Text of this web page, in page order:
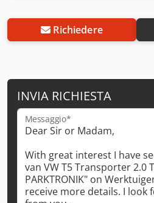
Richiedere
INVIA RICHIESTA
Messaggio*